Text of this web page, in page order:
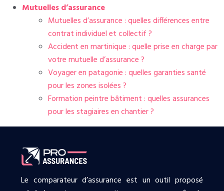
Mutuelles d’assurance
Mutuelles d’assurance : quelles différences entre
contrat individuel et collectif ?
Accident en martinique : quelle prise en charge par
votre mutuelle d’assurance ?
Voyager en patagonie : quelles garanties santé
pour les zones isolées ?
Formation peintre bâtiment : quelles assurances
pour les stagiaires en chantier ?
Le comparateur d’assurance est un outil proposé